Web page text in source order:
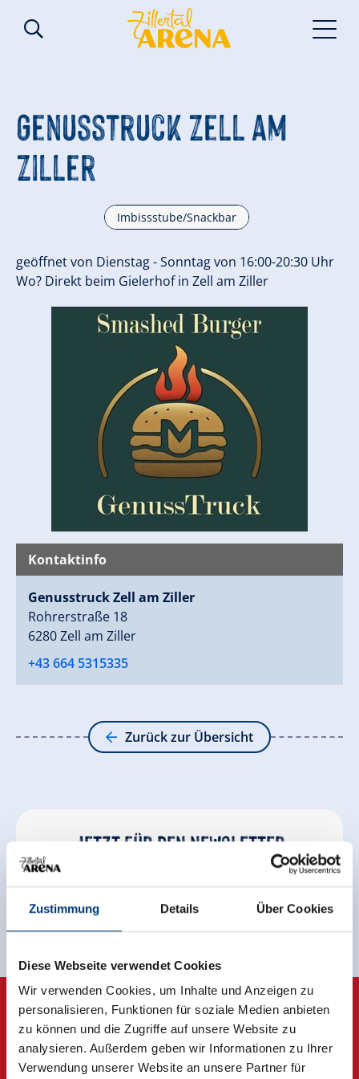
Zustimmung Details Über Cookies
Diese Webseite verwendet Cookies
Wir verwenden Cookies, um Inhalte und Anzeigen zu
personalisieren, Funktionen für soziale Medien anbieten
zu können und die Zugriffe auf unsere Website zu
analysieren. Außerdem geben wir Informationen zu Ihrer
Verwendung unserer Website an unsere Partner für
Genusstruck Zell am
Ziller
Imbissstube/Snackbar
geöffnet von Dienstag - Sonntag von 16:00-20:30 Uhr
Wo? Direkt beim Gielerhof in Zell am Ziller
Kontaktinfo
Genusstruck Zell am Ziller
Rohrerstraße 18
6280 Zell am Ziller
+43 664 5315335
Zurück zur Übersicht
Jetzt für den newsletter
Anmelden